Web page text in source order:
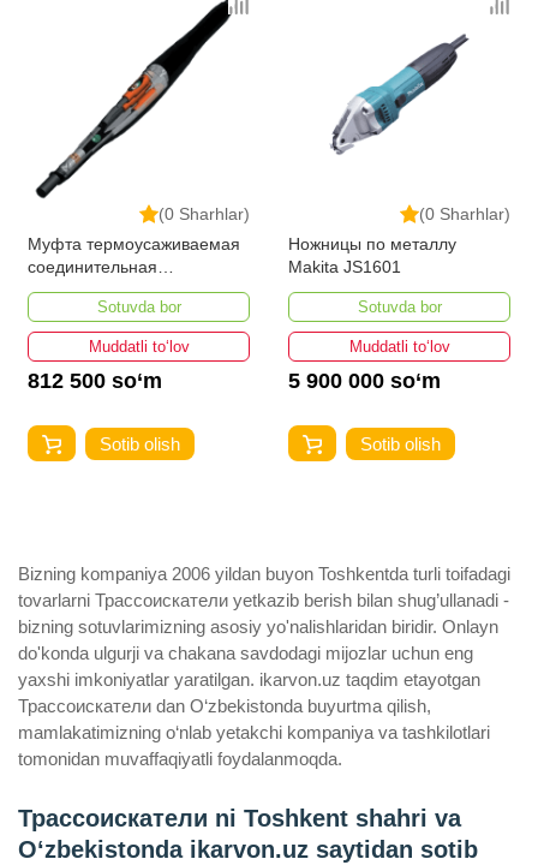
(0 Sharhlar)
Муфта термоусаживаемая
соединительная
3СТп-10У-35...50
Sotuvda bor
Muddatli to‘lov
812 500 so‘m
Sotib olish
(0 Sharhlar)
Ножницы по металлу
Makita JS1601
Sotuvda bor
Muddatli to‘lov
5 900 000 so‘m
Sotib olish
Bizning kompaniya 2006 yildan buyon Toshkentda turli toifadagi
tovarlarni Трассоискатели yetkazib berish bilan shug’ullanadi ­
bizning sotuvlarimizning asosiy yo'nalishlaridan biridir. Onlayn
do'konda ulgurji va chakana savdodagi mijozlar uchun eng
yaxshi imkoniyatlar yaratilgan. ikarvon.uz taqdim etayotgan
Трассоискатели dan O‘zbekistonda buyurtma qilish,
mamlakatimizning o‘nlab yetakchi kompaniya va tashkilotlari
tomonidan muvaffaqiyatli foydalanmoqda.
Трассоискатели ni Toshkent shahri va
Oʻzbekistonda ikarvon.uz saytidan sotib